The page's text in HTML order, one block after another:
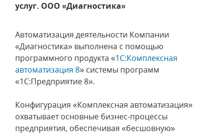
услуг. ООО «Диагностика»
Автоматизация деятельности Компании
«Диагностика» выполнена с помощью
программного продукта «1С:Комплексная
автоматизация 8» системы программ
«1С:Предприятие 8».
Конфигурация «Комплексная автоматизация»
охватывает основные бизнес-процессы
предприятия, обеспечивая «бесшовную»